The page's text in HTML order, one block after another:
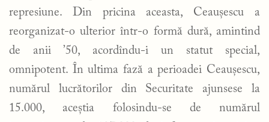
represiune. Din pricina aceasta, Ceauşescu a
reorganizat-o ulterior într-o formă dură, amintind
de anii ’50, acordîndu-i un statut special,
omnipotent. În ultima fază a perioadei Ceauşescu,
numărul lucrătorilor din Securitate ajunsese la
15.000, aceştia folosindu-se de numărul